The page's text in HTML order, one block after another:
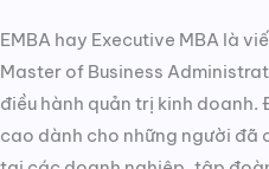
EMBA hay Executive MBA là
Master of Business
điều hành quản trị kinh
cao dành cho những người đã